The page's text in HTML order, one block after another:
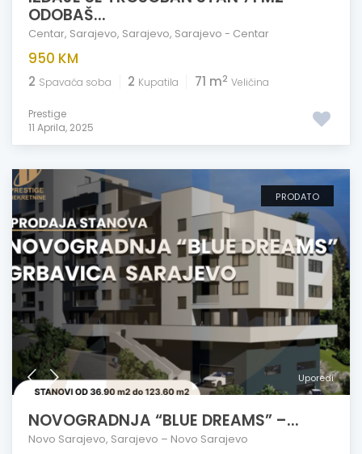
ODOBAŠ...
Centar, Sarajevo, Sarajevo, Sarajevo - Centar
950 KM
2 Spavaća soba 2 Kupatila 71 m2 Veličina
Prestige
11 Aprila, 2025
Uporedi
PRODATO
NOVOGRADNJA “BLUE DREAMS” –...
Novo Sarajevo, Sarajevo – Novo Sarajevo